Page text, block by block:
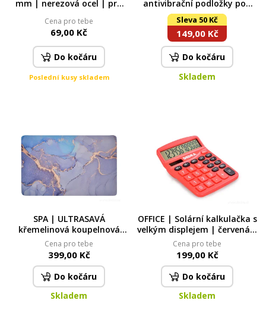
mm | nerezová ocel | pro
nehtů
Cena pro tebe
69,00 Kč
Do kočáru
Poslední kusy skladem
antivibrační podložky pod
pračku pro snížení hluku a
vibrací
Sleva 50 Kč
149,00 Kč
Do kočáru
Skladem
SPA | ULTRASAVÁ
křemelinová koupelnová
předložka | rychleschnoucí &
protiskluzová | 60 × 90 cm |
modro-zlatý mramor
Cena pro tebe
399,00 Kč
Do kočáru
Skladem
OFFICE | Solární kalkulačka s
velkým displejem | červená |
12místný LCD
Cena pro tebe
199,00 Kč
Do kočáru
Skladem